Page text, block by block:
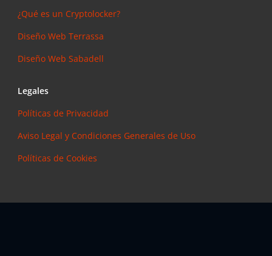
¿Qué es un Cryptolocker?
Diseño Web Terrassa
Diseño Web Sabadell
Legales
Políticas de Privacidad
Aviso Legal y Condiciones Generales de Uso
Políticas de Cookies